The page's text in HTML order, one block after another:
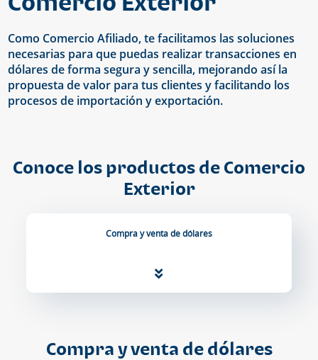
Como Comercio Afiliado, te facilitamos las soluciones
necesarias para que puedas realizar transacciones en
dólares de forma segura y sencilla, mejorando así la
propuesta de valor para tus clientes y facilitando los
procesos de importación y exportación.
Conoce los productos de Comercio
Exterior
Compra y venta de dólares
Compra y venta de dólares